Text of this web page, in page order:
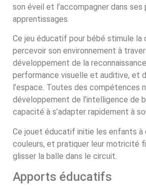
son éveil et l’accompagner dans ses
apprentissages.
Ce jeu éducatif pour bébé stimule la
percevoir son environnement à
développement de la
performance visuelle et auditive, et
l’espace. Toutes des compétences
développement de l’intelligence de
capacité à s’adapter rapidement à
Ce jouet éducatif initie les enfants à
couleurs, et pratiquer leur motricité
glisser la balle dans le circuit.
Apports éducatifs